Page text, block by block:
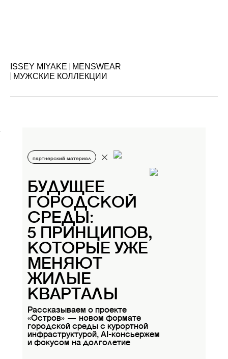
ISSEY MIYAKE
MENSWEAR
МУЖСКИЕ КОЛЛЕКЦИИ
партнерский материал
БУДУЩЕЕ
ГОРОДСКОЙ
СРЕДЫ:
5 ПРИНЦИПОВ,
КОТОРЫЕ УЖЕ
МЕНЯЮТ
ЖИЛЫЕ
КВАРТАЛЫ
Рассказываем о проекте
«Остров» — новом формате
городской среды с курортной
инфраструктурой, AI-консьержем
и фокусом на долголетие